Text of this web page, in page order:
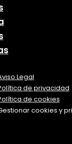
Legal
de privacidad
de cookies
cookies y